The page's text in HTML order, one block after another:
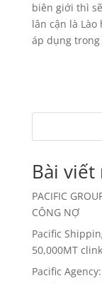
biên giới thì
lân cận là Lào
áp dụng
Bài viết
PACIFIC
CÔNG NỢ
Pacific
50,000MT
Pacific